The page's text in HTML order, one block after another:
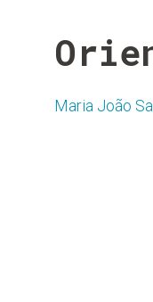
Maria João